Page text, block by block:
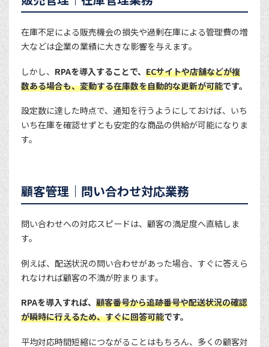
在庫不足による販売機会の損失や過剰在庫による管理費の増
大などは企業の業績に大きな影響を与えます。
しかし、 RPAを導入することで、 ECサイトや店舗などが複
数ある場合も、変動する在庫数を自動的な更新が可能です。
設定数に達した時点で、通知を行うようにしておけば、いち
いち在庫を確認せずとも安定的な商品の供給が可能になりま
す。
顧客管理｜問い合わせ対応業務
問い合わせへの対応スピードは、顧客の満足度へ直結しま
す。
例えば、配送状況の問い合わせがあった場合、すぐに答えら
れなければ顧客の不満が貯まります。
RPAを導入すれば、 顧客番号から追跡番号や配送状況の確認
が瞬時に行えるため、すぐに回答可能です。
平均対応時間短縮につながることはもちろん、多くの顧客対